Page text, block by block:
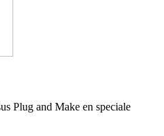
Plug and Make en speciale